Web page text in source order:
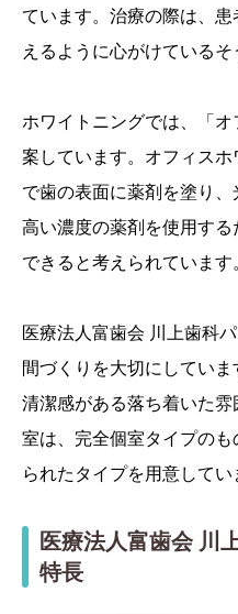
ています。治療の際は、
えるように心がけているそ
ホワイトニングでは、「
案しています。オフィス
で歯の表面に薬剤を塗り、
高い濃度の薬剤を使用す
できると考えられています。
医療法人富歯会 川上歯科
間づくりを大切にしてい
清潔感がある落ち着いた
室は、完全個室タイプの
られたタイプを用意してい
医療法人富歯会 川
特長